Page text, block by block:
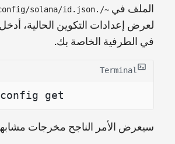
الملف في ~/.config/solana/id.json
لعرض إعدادات التكوين الحالية، أدخل
في الطرفية الخاصة بك.
Terminal
get
سيعرض الأمر الناجح مخرجات